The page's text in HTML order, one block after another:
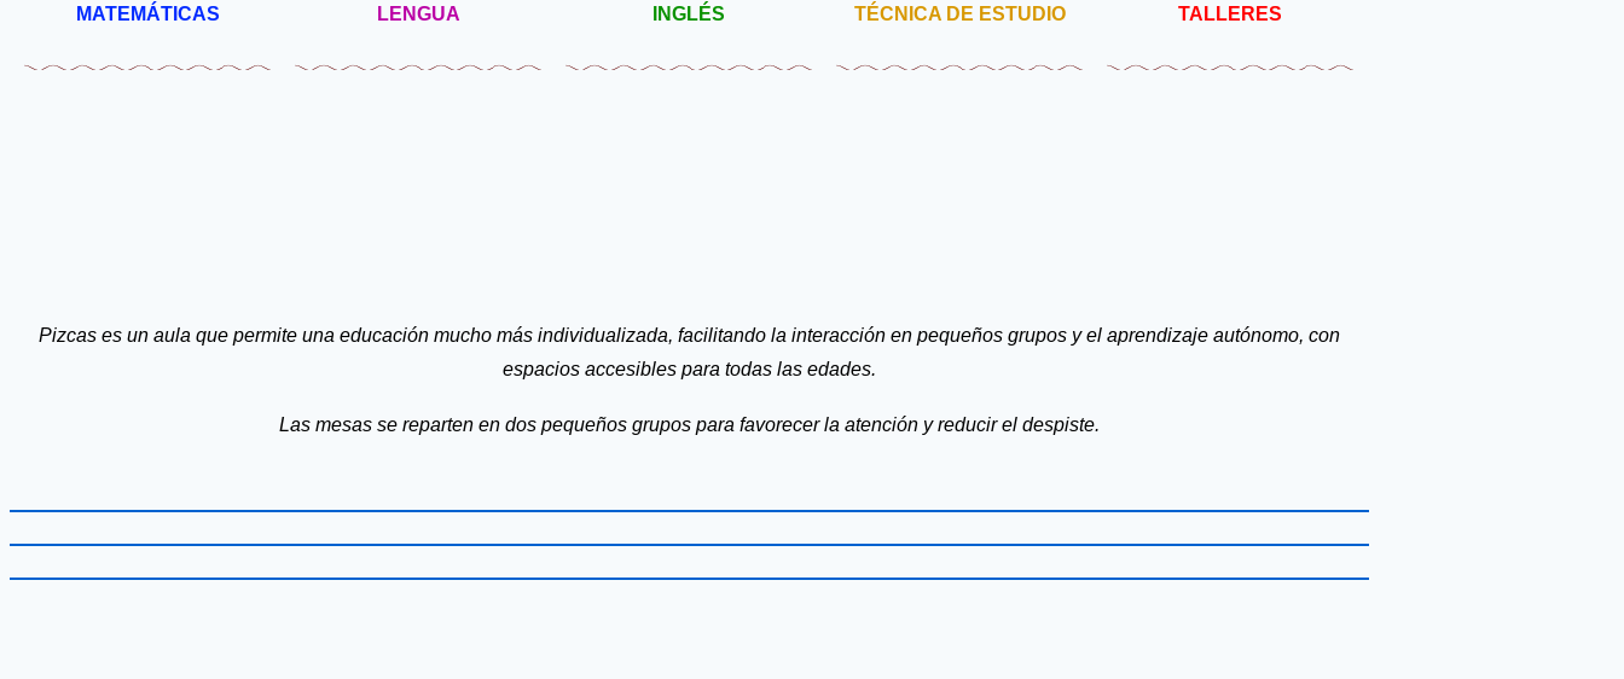
MATEMÁTICAS LENGUA INGLÉS TÉCNICA DE ESTUDIO TALLERES
Pizcas es un aula que permite una educación mucho más individualizada, facilitando la interacción en pequeños grupos y el aprendizaje autónomo, con
espacios accesibles para todas las edades.
Las mesas se reparten en dos pequeños grupos para favorecer la atención y reducir el despiste.